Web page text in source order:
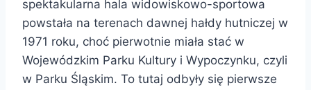
spektakularna hala widowiskowo-sportowa
powstała na terenach dawnej hałdy hutniczej w
1971 roku, choć pierwotnie miała stać w
Wojewódzkim Parku Kultury i Wypoczynku, czyli
w Parku Śląskim. To tutaj odbyły się pierwsze